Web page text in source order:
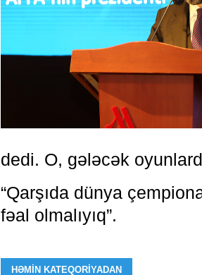
dedi. O, gələcək
“Qarşıda dünya
fəal olmalıyıq”.
HƏMIN KATEQORIYADAN